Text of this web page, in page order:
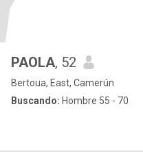
PAOLA, 52
Bertoua, East, Camerún
Buscando: Hombre 55 - 70